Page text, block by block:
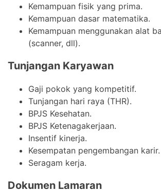
Kemampuan fisik yang prima.
Kemampuan dasar matematika.
Kemampuan menggunakan alat
(scanner, dll).
Tunjangan Karyawan
Gaji pokok yang kompetitif.
Tunjangan hari raya (THR).
BPJS Kesehatan.
BPJS Ketenagakerjaan.
Insentif kinerja.
Kesempatan pengembangan karir.
Seragam kerja.
Dokumen Lamaran